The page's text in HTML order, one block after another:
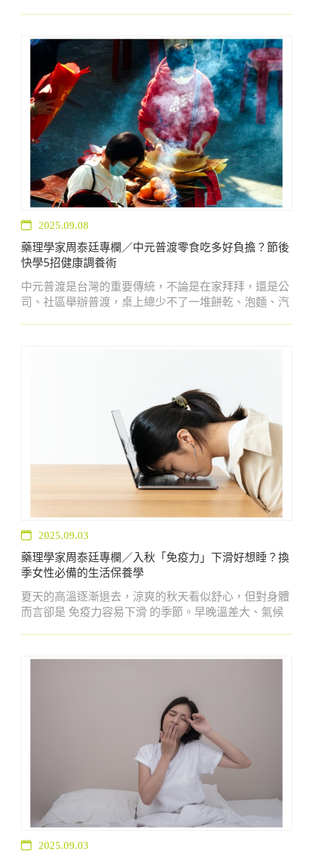
健康不只關乎老年生活品質，更與日常行動安全息息相
關。及早預防骨質疏鬆，就像提早為自己的未來存好
「骨本」。
2025.09.08
藥理學家周泰廷專欄／中元普渡零食吃多好負擔？節後
快學5招健康調養術
中元普渡是台灣的重要傳統，不論是在家拜拜，還是公
司、社區舉辦普渡，桌上總少不了一堆餅乾、泡麵、汽
2025.09.03
藥理學家周泰廷專欄／入秋「免疫力」下滑好想睡？換
季女性必備的生活保養學
夏天的高溫逐漸退去，涼爽的秋天看似舒心，但對身體
而言卻是 免疫力容易下滑 的季節。早晚溫差大、氣候
說，入秋更需要特別重視「由內而外」的調養。
2025.09.03